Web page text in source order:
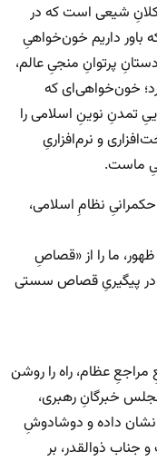
کلانِ شیعی است که در
باور داریم خون‌خواهیِ
پرتوانِ منجیِ عالم،
خون‌خواهی‌ای که
تمدنِ نوینِ اسلامی را
و نرم‌افزاریِ
ماست.
نظامِ اسلامی،
ما را از «قصاصِ
در پیگیریِ قصاص سستی
عظام، راه را روشن
خبرگانِ رهبری،
داده و دوشادوشِ
جناب ذوالقدر، بر